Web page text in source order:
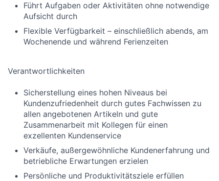
Führt Aufgaben oder Aktivitäten ohne notwendige
Aufsicht durch
Flexible Verfügbarkeit – einschließlich abends, am
Wochenende und während Ferienzeiten
Verantwortlichkeiten
Sicherstellung eines hohen Niveaus bei
Kundenzufriedenheit durch gutes Fachwissen zu
allen angebotenen Artikeln und gute
Zusammenarbeit mit Kollegen für einen
exzellenten Kundenservice
Verkäufe, außergewöhnliche Kundenerfahrung und
betriebliche Erwartungen erzielen
Persönliche und Produktivitätsziele erfüllen